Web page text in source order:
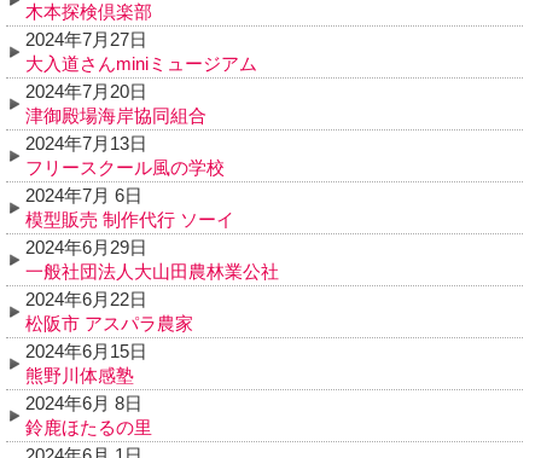
木本探検倶楽部
2024年7月27日
大入道さんminiミュージアム
2024年7月20日
津御殿場海岸協同組合
2024年7月13日
フリースクール風の学校
2024年7月 6日
模型販売 制作代行 ソーイ
2024年6月29日
一般社団法人大山田農林業公社
2024年6月22日
松阪市 アスパラ農家
2024年6月15日
熊野川体感塾
2024年6月 8日
鈴鹿ほたるの里